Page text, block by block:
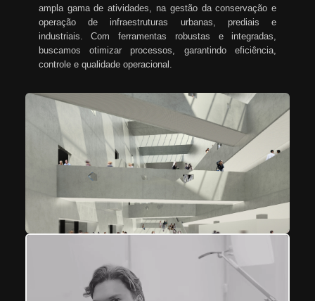
ampla gama de atividades, na gestão da conservação e
operação de infraestruturas urbanas, prediais e
industriais. Com ferramentas robustas e integradas,
buscamos otimizar processos, garantindo eficiência,
controle e qualidade operacional.